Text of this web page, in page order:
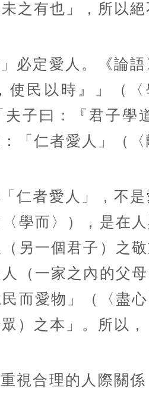
之有也」，所以絕
」必定愛人。《論
使民以時』」（
夫子曰：『君子學
「仁者愛人」（〈
「仁者愛人」，不
學而〉），是在
另一個君子）之
（一家之內的父
民而愛物」（〈盡
）之本」。所以
重視合理的人際關